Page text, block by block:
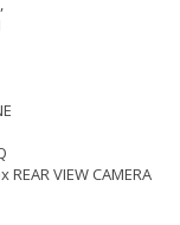
REAR VIEW CAMERA